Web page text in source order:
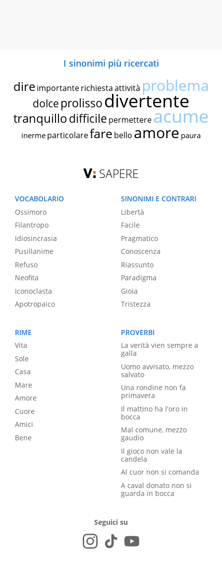
I sinonimi più ricercati
dire importante richiestaattività problema
dolce prolissodivertente
tranquillodifficile permettereacume
inerme particolarefare bello amore paura
SAPERE
VOCABOLARIO
Ossimoro
Filantropo
Idiosincrasia
Pusillanime
Refuso
Neofita
Iconoclasta
Apotropaico
SINONIMI E CONTRARI
Libertà
Facile
Pragmatico
Conoscenza
Riassunto
Paradigma
Gioia
Tristezza
RIME
Vita
Sole
Casa
Mare
Amore
Cuore
Amici
Bene
PROVERBI
La verità vien sempre a
galla
Uomo avvisato, mezzo
salvato
Una rondine non fa
primavera
Il mattino ha l'oro in
bocca
Mal comune, mezzo
gaudio
Il gioco non vale la
candela
Al cuor non si comanda
A caval donato non si
guarda in bocca
Seguici su